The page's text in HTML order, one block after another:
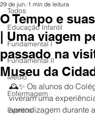
Todos
Educação Infantil
Fundamental I
Fundamental II
Médio
Enfermagem
Eventos
O Tempo e
| Uma viagem
passado na
Museu da
29 de jun. 1 min de leitura
🕰️✨ Os alunos do
viveram uma
aprendizagem durante